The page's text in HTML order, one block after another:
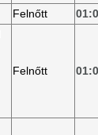
Felnőtt
Felnőtt